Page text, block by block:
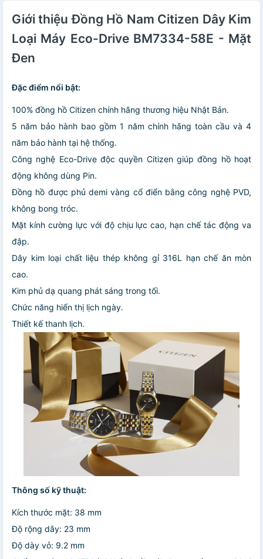
Giới thiệu Đồng Hồ Nam Citizen Dây Kim
Loại Máy Eco-Drive BM7334-58E - Mặt
Đen
Đặc điểm nổi bật:
100% đồng hồ Citizen chính hãng thương hiệu Nhật Bản.
5 năm bảo hành bao gồm 1 năm chính hãng toàn cầu và 4
năm bảo hành tại hệ thống.
Công nghệ Eco-Drive độc quyền Citizen giúp đồng hồ hoạt
động không dùng Pin.
Đồng hồ được phủ demi vàng cổ điển bằng công nghệ PVD,
không bong tróc.
Mặt kính cường lực với độ chịu lực cao, hạn chế tác động va
đập.
Dây kim loại chất liệu thép không gỉ 316L hạn chế ăn mòn
cao.
Kim phủ dạ quang phát sáng trong tối.
Chức năng hiển thị lịch ngày.
Thiết kế thanh lịch.
Thông số kỹ thuật:
Kích thước mặt: 38 mm
Độ rộng dây: 23 mm
Độ dày vỏ: 9.2 mm